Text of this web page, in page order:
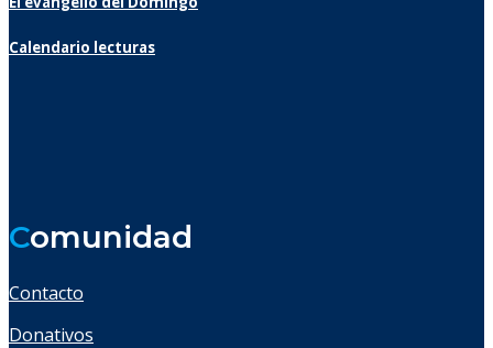
Calendario lecturas
Comunidad
Contacto
Donativos